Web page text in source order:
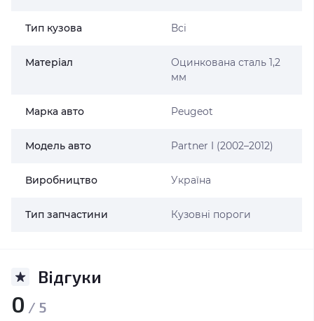
Тип кузова Всі
Матеріал
Оцинкована сталь 1,2
мм
Марка авто Peugeot
Модель авто Partner I (2002–2012)
Виробництво Україна
Тип запчастини Кузовні пороги
Відгуки
0 / 5